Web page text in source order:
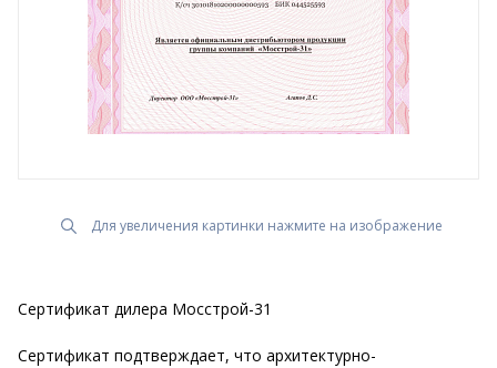
Для увеличения картинки нажмите на изображение
Сертификат дилера Мосстрой-31
Сертификат подтверждает, что архитектурно-